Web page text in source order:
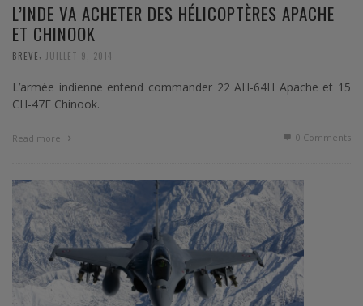
L’INDE VA ACHETER DES HÉLICOPTÈRES APACHE
ET CHINOOK
BREVE JUILLET 9, 2014
L’armée indienne entend commander 22 AH-64H Apache et 15
CH-47F Chinook.
Read more 0 Comments